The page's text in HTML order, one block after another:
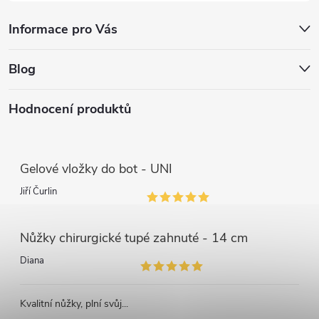
Informace pro Vás
Blog
Hodnocení produktů
Gelové vložky do bot - UNI
Jiří Čurlin
Nůžky chirurgické tupé zahnuté - 14 cm
Diana
Kvalitní nůžky, plní svůj...